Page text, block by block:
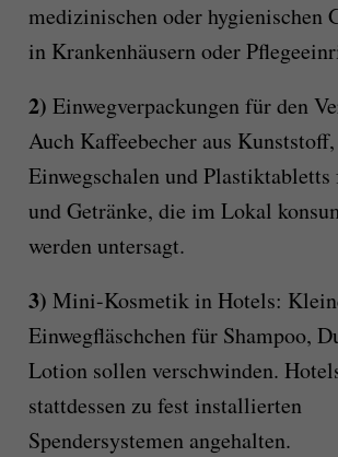
medizinischen oder hygienischen
in Krankenhäusern oder
2) Einwegverpackungen für den
Auch Kaffeebecher aus Kunststoff,
Einwegschalen und Plastiktabletts
und Getränke, die im Lokal
werden untersagt.
3) Mini-Kosmetik in Hotels:
Einwegfläschchen für Shampoo,
Lotion sollen verschwinden.
stattdessen zu fest installierten
Spendersystemen angehalten.